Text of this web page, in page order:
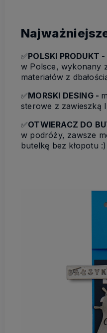
✅POLSKI PRODUKT -
w Polsce, wykonany
materiałów z
✅MORSKI DESING -
sterowe z zawieszką I
✅OTWIERACZ DO
w podróży, zawsze
butelkę bez kłopotu :)